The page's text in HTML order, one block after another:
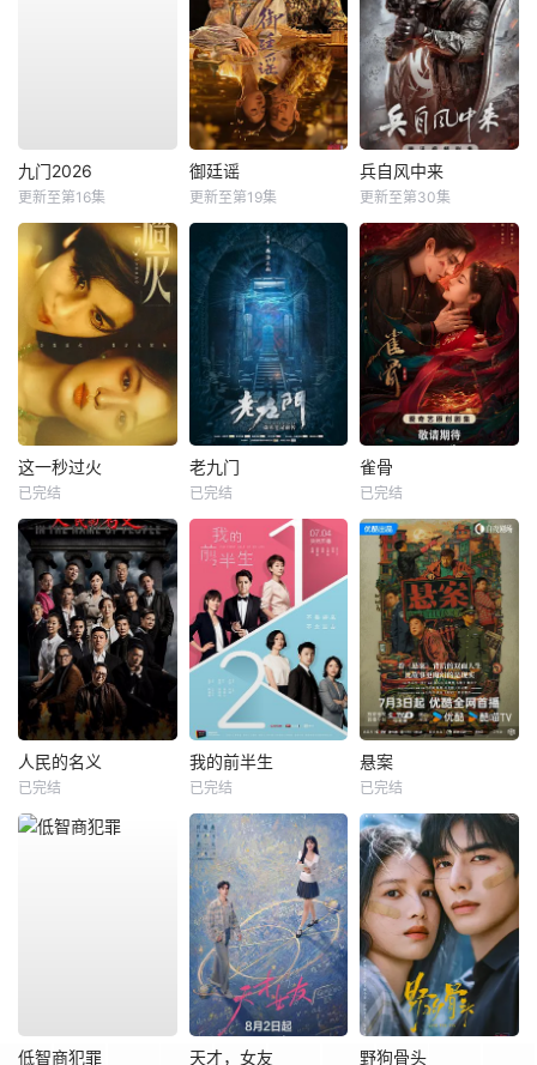
九门2026
更新至第16集
御廷谣
更新至第19集
兵自风中来
更新至第30集
这一秒过火
已完结
老九门
已完结
雀骨
已完结
人民的名义
已完结
我的前半生
已完结
悬案
已完结
低智商犯罪 天才，女友 野狗骨头